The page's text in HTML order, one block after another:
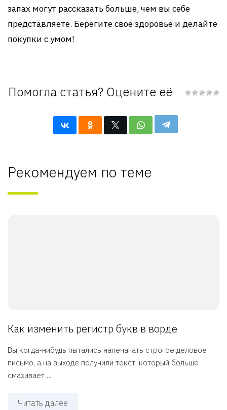
запах могут рассказать больше, чем вы себе
представляете. Берегите свое здоровье и делайте
покупки с умом!
Помогла статья? Оцените её
Рекомендуем по теме
Как изменить регистр букв в ворде
Вы когда-нибудь пытались напечатать строгое деловое
письмо, а на выходе получили текст, который больше
смахивает ...
Читать далее